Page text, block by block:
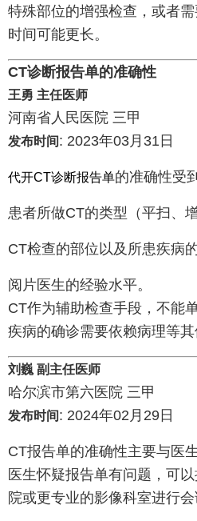
特殊部位的增强检查，或者
时间可能更长。
CT诊断报告单的准确性
王勇 主任医师
河南省人民医院 三甲
发布时间: 2023年03月31日
代开CT诊断报告单的准确性受
患者所做CT的类型（平扫、增
CT检查的部位以及所患疾病的
阅片医生的经验水平。
CT作为辅助检查手段，不能
疾病的确诊需要依赖病理等其
刘巍 副主任医师
哈尔滨市第六医院 三甲
发布时间: 2024年02月29日
CT报告单的准确性主要与医
医生怀疑报告单有问题，可
院或更专业的影像科室进行会